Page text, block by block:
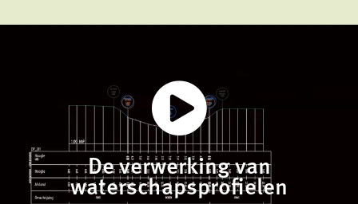
De verwerking van
waterschapsprofielen